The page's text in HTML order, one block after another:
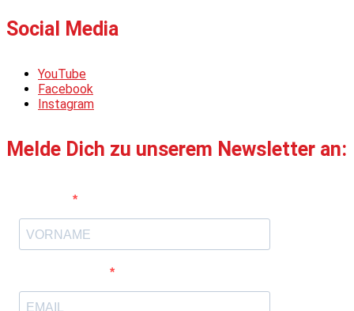
Social Media
YouTube
Facebook
Instagram
Melde Dich zu unserem Newsletter an: